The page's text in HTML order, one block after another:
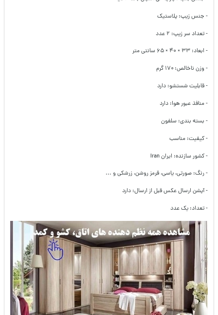
- جنس زیپ: پلاستیک
- تعداد سر زیپ: ۲ عدد
- ابعاد: ۳۳ × ۴۰ × ۶۵ سانتی متر
- وزن ناخالص: ۱۷۰ گرم
- قابلیت شستشو: دارد
- منافذ عبور هوا: دارد
- بسته بندی: سلفون
- کیفیت: مناسب
- کشور سازنده: ایران Iran
- رنگ: صورتی، یاسی، قرمز روشن، زرشکی و ...
- آپشن ارسال عکس قبل از ارسال: دارد
- تعداد: یک عدد